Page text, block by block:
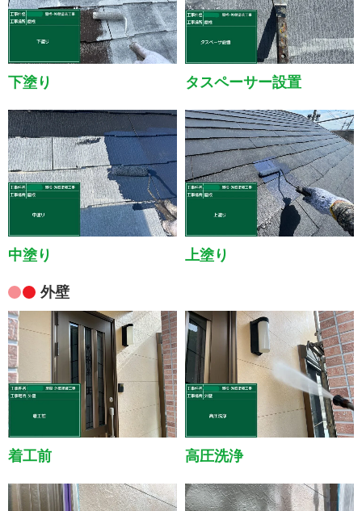
下塗り タスペーサー設置
中塗り 上塗り
外壁
着工前 高圧洗浄